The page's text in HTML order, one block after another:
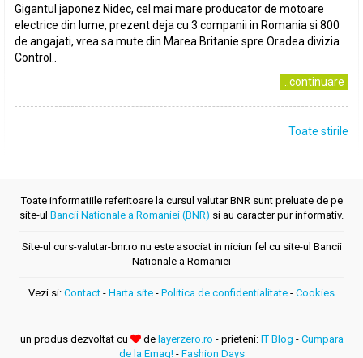
Gigantul japonez Nidec, cel mai mare producator de motoare
electrice din lume, prezent deja cu 3 companii in Romania si 800
de angajati, vrea sa mute din Marea Britanie spre Oradea divizia
Control..
..continuare
Toate stirile
Toate informatiile referitoare la cursul valutar BNR sunt preluate de pe
site-ul Bancii Nationale a Romaniei (BNR) si au caracter pur informativ.
Site-ul curs-valutar-bnr.ro nu este asociat in niciun fel cu site-ul Bancii
Nationale a Romaniei
Vezi si: Contact - Harta site - Politica de confidentialitate - Cookies
un produs dezvoltat cu de layerzero.ro - prieteni: IT Blog - Cumpara
de la Emag!- Fashion Days